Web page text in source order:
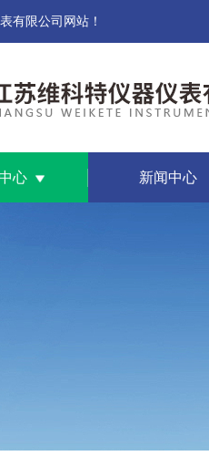
有限公司网站！
心 新闻中心